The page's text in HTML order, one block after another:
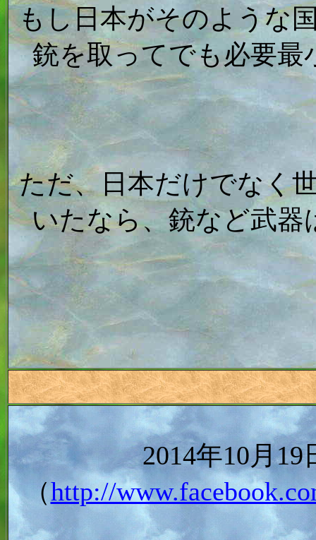
もし日本がそのような
銃を取ってでも必要
ただ、日本だけでなく
いたなら、銃など武
2014年10月
（http://